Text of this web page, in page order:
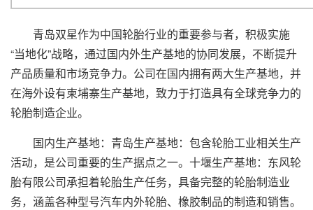
青岛双星作为中国轮胎行业的重要参与者，积极实施
“当地化”战略，通过国内外生产基地的协同发展，不断提升
产品质量和市场竞争力。公司在国内拥有两大生产基地，并
在海外设有柬埔寨生产基地，致力于打造具有全球竞争力的
轮胎制造企业。
国内生产基地：青岛生产基地：包含轮胎工业相关生产
活动，是公司重要的生产据点之一。十堰生产基地：东风轮
胎有限公司承担着轮胎生产任务，具备完整的轮胎制造业
务，涵盖各种型号汽车内外轮胎、橡胶制品的制造和销售。